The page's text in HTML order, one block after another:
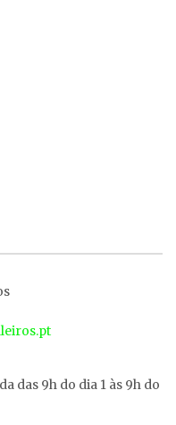
das 9h do dia 1 às 9h do